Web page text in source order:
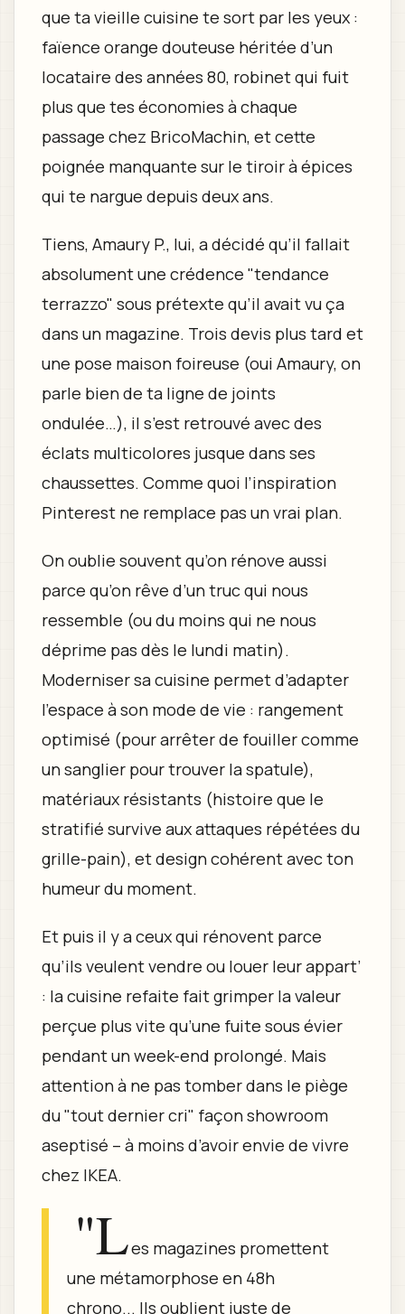
que ta vieille cuisine te sort par les yeux :
faïence orange douteuse héritée d’un
locataire des années 80, robinet qui fuit
plus que tes économies à chaque
passage chez BricoMachin, et cette
poignée manquante sur le tiroir à épices
qui te nargue depuis deux ans.
Tiens, Amaury P., lui, a décidé qu’il fallait
absolument une crédence "tendance
terrazzo" sous prétexte qu’il avait vu ça
dans un magazine. Trois devis plus tard et
une pose maison foireuse (oui Amaury, on
parle bien de ta ligne de joints
ondulée…), il s’est retrouvé avec des
éclats multicolores jusque dans ses
chaussettes. Comme quoi l’inspiration
Pinterest ne remplace pas un vrai plan.
On oublie souvent qu’on rénove aussi
parce qu’on rêve d’un truc qui nous
ressemble (ou du moins qui ne nous
déprime pas dès le lundi matin).
Moderniser sa cuisine permet d’adapter
l’espace à son mode de vie : rangement
optimisé (pour arrêter de fouiller comme
un sanglier pour trouver la spatule),
matériaux résistants (histoire que le
stratifié survive aux attaques répétées du
grille-pain), et design cohérent avec ton
humeur du moment.
Et puis il y a ceux qui rénovent parce
qu’ils veulent vendre ou louer leur appart’
: la cuisine refaite fait grimper la valeur
perçue plus vite qu’une fuite sous évier
pendant un week-end prolongé. Mais
attention à ne pas tomber dans le piège
du "tout dernier cri" façon showroom
aseptisé – à moins d’avoir envie de vivre
chez IKEA.
"Les magazines promettent
une métamorphose en 48h
chrono... Ils oublient juste de